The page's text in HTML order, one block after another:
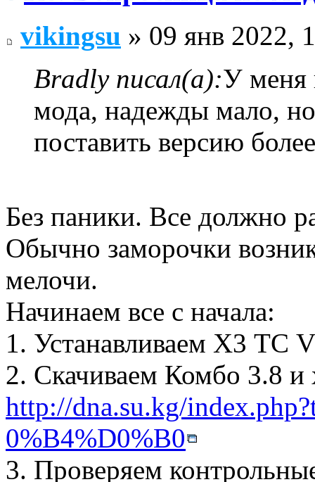
vikingsu » 09 янв 2022,
Bradly писал(а):У меня
мода, надежды мало, но
поставить версию
Без паники. Все должно
Обычно заморочки
мелочи.
Начинаем все с начала:
1. Устанавливаем Х3 ТС
2. Скачиваем Комбо 3.8 и
http://dna.su.kg/
0%B4%D0%B0
3. Проверяем